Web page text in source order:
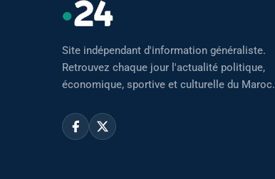
Site indépendant d'information généraliste.
Retrouvez chaque jour l'actualité politique,
économique, sportive et culturelle du Maroc.